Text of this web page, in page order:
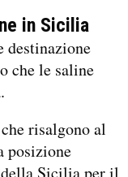
in Sicilia
destinazione
che le saline
risalgono al
posizione
della Sicilia per il